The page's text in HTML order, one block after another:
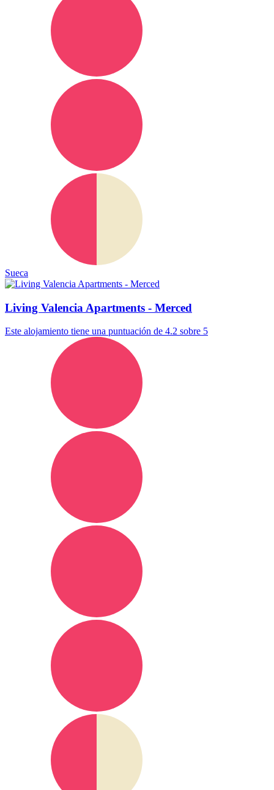
Sueca
Living Valencia Apartments - Merced
Este alojamiento tiene una puntuación de 4.2 sobre 5